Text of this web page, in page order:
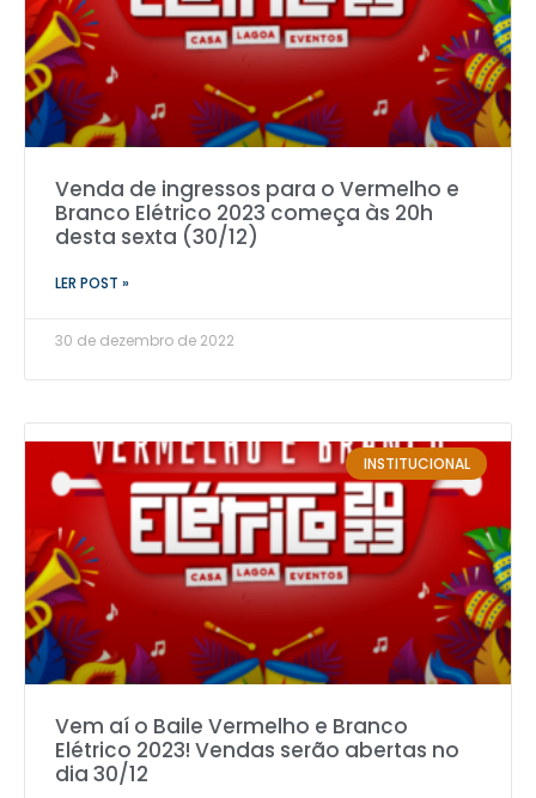
Venda de ingressos para o Vermelho e
Branco Elétrico 2023 começa às 20h
desta sexta (30/12)
LER POST »
30 de dezembro de 2022
INSTITUCIONAL
Vem aí o Baile Vermelho e Branco
Elétrico 2023! Vendas serão abertas no
dia 30/12